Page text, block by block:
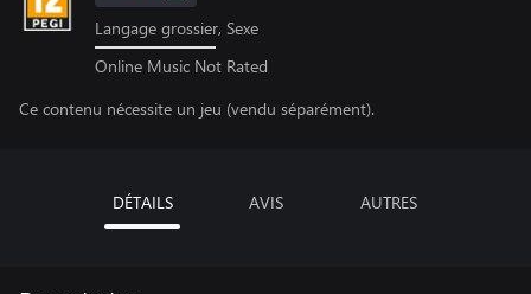
Langage grossier, Sexe
Online Music Not Rated
Ce contenu nécessite un jeu (vendu séparément).
DÉTAILS AVIS AUTRES